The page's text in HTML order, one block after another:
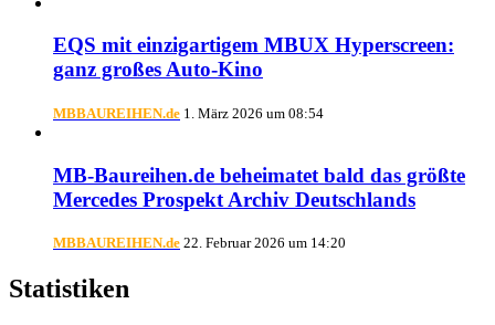
EQS mit einzigartigem MBUX Hyperscreen:
ganz großes Auto-Kino
MBBAUREIHEN.de 1. März 2026 um 08:54
MB-Baureihen.de beheimatet bald das größte
Mercedes Prospekt Archiv Deutschlands
MBBAUREIHEN.de 22. Februar 2026 um 14:20
Statistiken